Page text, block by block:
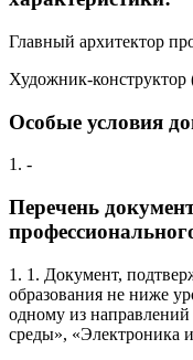
Главный архитектор
Художник-
Особые условия
1. -
Перечень
1. 1. Документ,
образования не ниже
одному из
среды», «Электроника